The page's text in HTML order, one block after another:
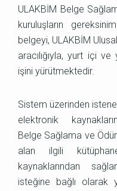
ULAKBİM Belge
kuruluşların
belgeyi, ULAKBİM
aracılığıyla, yurt içi
işini yürütmektedir.
Sistem üzerinden
elektronik
Belge Sağlama ve
alan ilgili
kaynaklarından
isteğine bağlı olarak